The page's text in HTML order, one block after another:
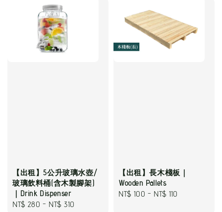
【出租】5公升玻璃水壺/
玻璃飲料桶(含木製腳架)
｜Drink Dispenser
Regular
NT$ 280 - NT$ 310
【出租】長木棧板｜
Wooden Pallets
Regular
NT$ 100 - NT$ 110